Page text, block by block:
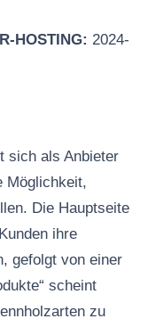
HOSTING: 2024-
sich als Anbieter
Möglichkeit,
Die Hauptseite
ihre
gefolgt von einer
scheint
zu